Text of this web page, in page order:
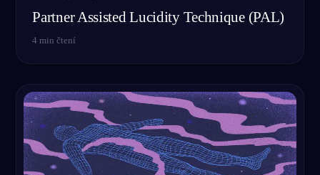
Partner Assisted Lucidity Technique (PAL)
4 min čtení